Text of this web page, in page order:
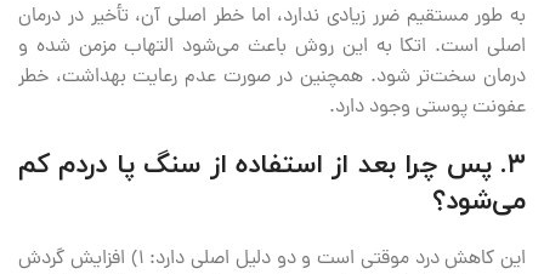
به طور مستقیم ضرر زیادی ندارد، اما خطر اصلی آن، تأخیر در درمان
اصلی است. اتکا به این روش باعث می‌شود التهاب مزمن شده و
درمان سخت‌تر شود. همچنین در صورت عدم رعایت بهداشت، خطر
عفونت پوستی وجود دارد.
۳. پس چرا بعد از استفاده از سنگ پا دردم کم
می‌شود؟
این کاهش درد موقتی است و دو دلیل اصلی دارد: ۱) افزایش گردش